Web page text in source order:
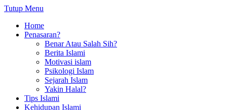
Tutup Menu
Home
Penasaran?
Benar Atau Salah Sih?
Berita Islami
Motivasi islam
Psikologi Islam
Sejarah Islam
Yakin Halal?
Tips Islami
Kehidupan Islami